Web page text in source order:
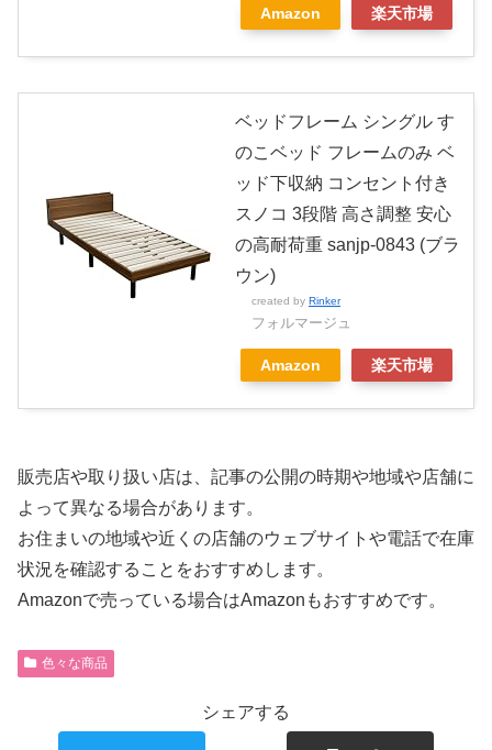
Amazon 楽天市場
ベッドフレーム シングル す
のこベッド フレームのみ ベ
ッド下収納 コンセント付き
スノコ 3段階 高さ調整 安心
の高耐荷重 sanjp-0843 (ブラ
ウン)
created by Rinker
フォルマージュ
Amazon 楽天市場
販売店や取り扱い店は、記事の公開の時期や地域や店舗に
よって異なる場合があります。
お住まいの地域や近くの店舗のウェブサイトや電話で在庫
状況を確認することをおすすめします。
Amazonで売っている場合はAmazonもおすすめです。
色々な商品
シェアする